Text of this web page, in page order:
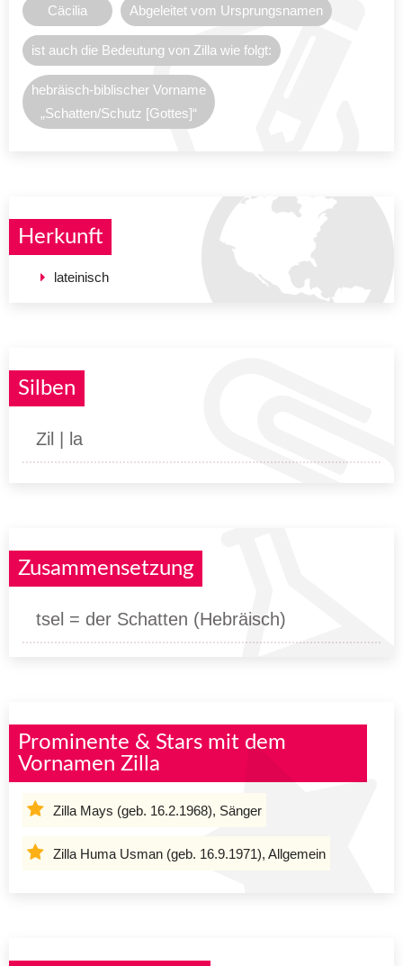
Cäcilia Abgeleitet vom Ursprungsnamen
ist auch die Bedeutung von Zilla wie folgt:
hebräisch-biblischer Vorname
„Schatten/Schutz [Gottes]“
Herkunft
lateinisch
Silben
Zil | la
Zusammensetzung
tsel = der Schatten (Hebräisch)
Prominente & Stars mit dem
Vornamen Zilla
Zilla Mays (geb. 16.2.1968), Sänger
Zilla Huma Usman (geb. 16.9.1971), Allgemein